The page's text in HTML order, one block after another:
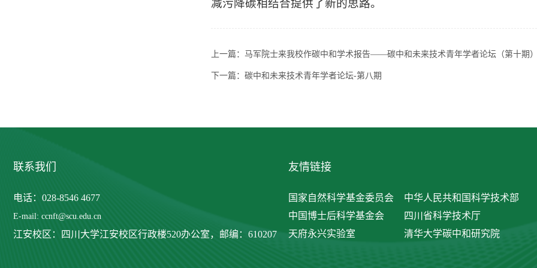
减污降碳相结合提供了新的思路。
上一篇： 马军院士来我校作碳中和学术报告——碳中和未来技术青年学者论坛（第十期
下一篇： 碳中和未来技术青年学者论坛-第八期
联系我们
电话：028-8546 4677
E-mail: ccnft@scu.edu.cn
江安校区：四川大学江安校区行政楼520办公室， 邮编：610207
友情链接
国家自然科学基金委员会
中华人民共和国科学技术部
中国博士后科学基金会
四川省科学技术厅
天府永兴实验室
清华大学碳中和研究院